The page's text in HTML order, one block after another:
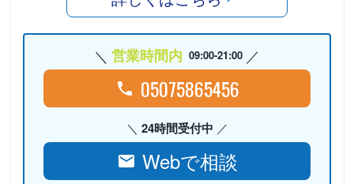
営業時間内 09:00-21:00
05075865456
24時間受付中
Webで相談